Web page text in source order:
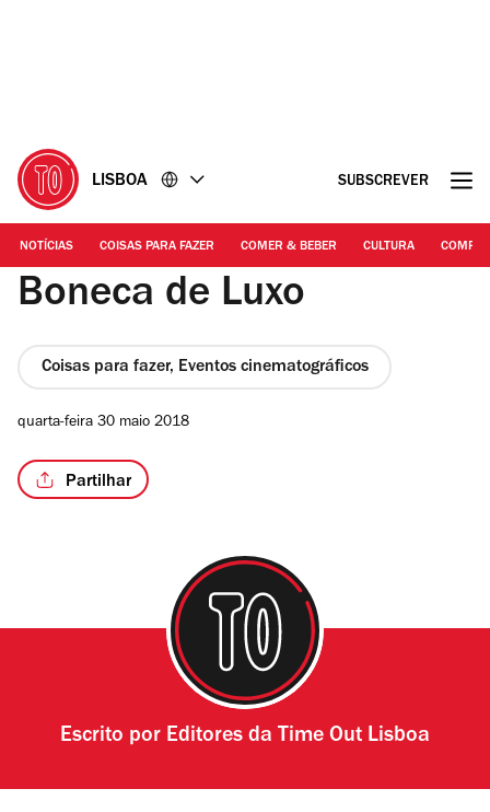
LISBOA SUBSCREVER
NOTÍCIAS COISAS PARA FAZER COMER & BEBER CULTURA
Boneca de Luxo
Coisas para fazer, Eventos cinematográficos
quarta-feira 30 maio 2018
Partilhar
Escrito por Editores da Time Out Lisboa